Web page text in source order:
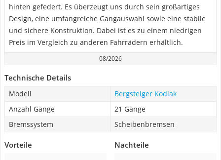
hinten gefedert. Es überzeugt uns durch sein großartiges
Design, eine umfangreiche Gangauswahl sowie eine stabile
und sichere Konstruktion. Dabei ist es zu einem niedrigen
Preis im Vergleich zu anderen Fahrrädern erhältlich.
08/2026
Technische Details
Modell
Bergsteiger Kodiak
Anzahl Gänge
21 Gänge
Bremssystem
Scheibenbremsen
Vorteile Nachteile